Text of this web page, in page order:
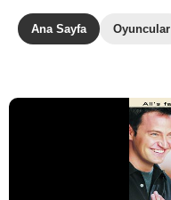
Ana Sayfa Oyuncular